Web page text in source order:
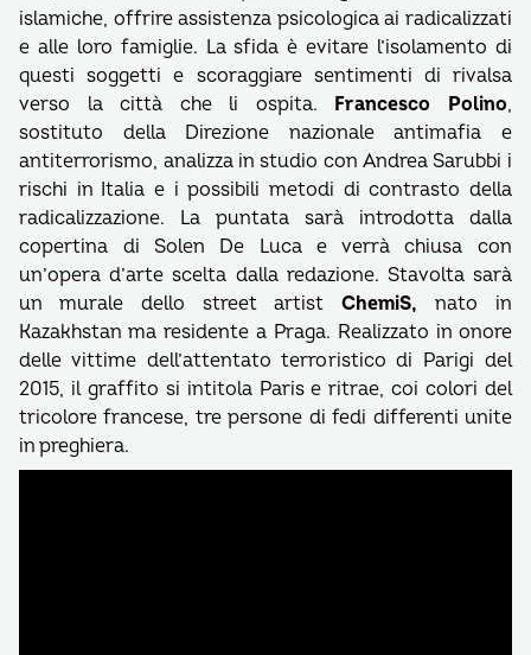
islamiche, offrire assistenza psicologica ai radicalizzati
e alle loro famiglie. La sfida è evitare l’isolamento di
questi soggetti e scoraggiare sentimenti di rivalsa
verso la città che li ospita. Francesco Polino,
sostituto della Direzione nazionale antimafia e
antiterrorismo, analizza in studio con Andrea Sarubbi i
rischi in Italia e i possibili metodi di contrasto della
radicalizzazione. La puntata sarà introdotta dalla
copertina di Solen De Luca e verrà chiusa con
un’opera d’arte scelta dalla redazione. Stavolta sarà
un murale dello street artistChemiS, nato in
Kazakhstan ma residente a Praga. Realizzato in onore
delle vittime dell’attentato terroristico di Parigi del
2015, il graffito si intitola Paris e ritrae, coi colori del
tricolore francese, tre persone di fedi differenti unite
in preghiera.